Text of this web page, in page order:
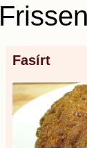
Fasírt